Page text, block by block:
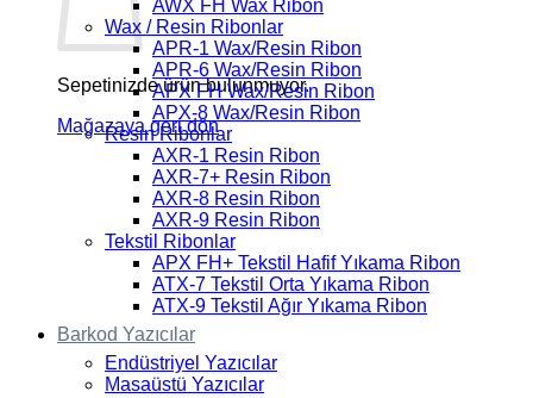
Sepetinizde ürün bulunmuyor.
Mağazaya geri dön
AWX FH Wax Ribon
Wax / Resin Ribonlar
APR-1 Wax/Resin Ribon
APR-6 Wax/Resin Ribon
APX FH Wax/Resin Ribon
APX-8 Wax/Resin Ribon
Resin Ribonlar
AXR-1 Resin Ribon
AXR-7+ Resin Ribon
AXR-8 Resin Ribon
AXR-9 Resin Ribon
Tekstil Ribonlar
APX FH+ Tekstil Hafif Yıkama Ribon
ATX-7 Tekstil Orta Yıkama Ribon
ATX-9 Tekstil Ağır Yıkama Ribon
Barkod Yazıcılar
Endüstriyel Yazıcılar
Masaüstü Yazıcılar